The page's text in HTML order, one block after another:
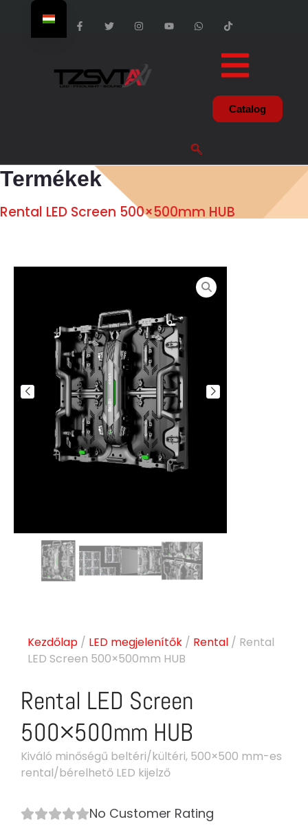
Catalog
Termékek
Rental LED Screen 500×500mm HUB
Kezdőlap / LED megjelenítők / Rental / Rental
LED Screen 500×500mm HUB
Rental LED Screen
500×500mm HUB
Kiváló minőségű beltéri/kültéri, 500×500 mm-es
rental/bérelhető LED kijelző
No Customer Rating